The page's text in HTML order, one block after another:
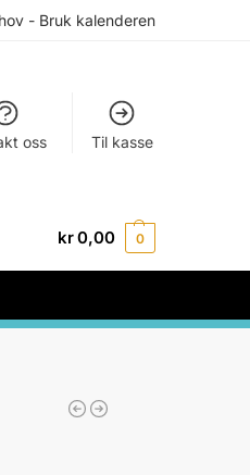
- Bruk kalenderen
oss Til kasse
kr0,00 0